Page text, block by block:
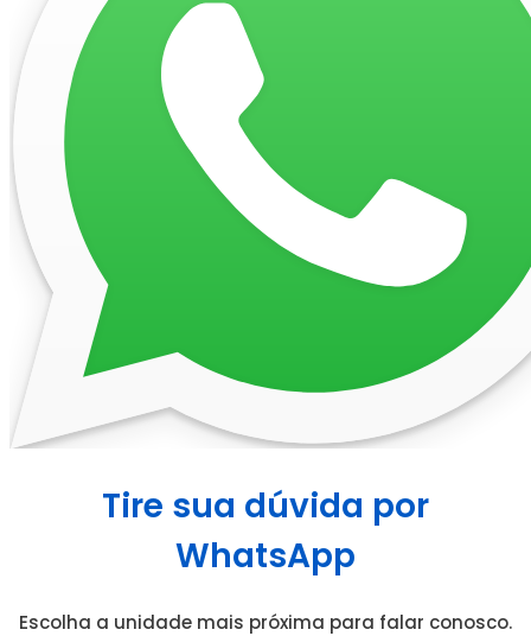
Tire sua dúvida por
WhatsApp
Escolha a unidade mais próxima para falar conosco.